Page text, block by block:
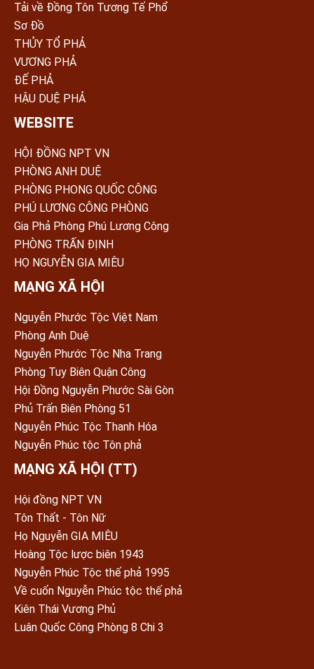
Tải về Đồng Tôn Tương Tế Phổ
Sơ Đồ
THỦY TỔ PHẢ
VƯƠNG PHẢ
ĐẾ PHẢ
HẬU DUỆ PHẢ
WEBSITE
HỘI ĐỒNG NPT VN
PHÒNG ANH DUỆ
PHÒNG PHONG QUỐC CÔNG
PHÚ LƯƠNG CÔNG PHÒNG
Gia Phả Phòng Phú Lương Công
PHÒNG TRẤN ÐỊNH
HỌ NGUYỄN GIA MIÊU
MẠNG XÃ HỘI
Nguyễn Phước Tộc Việt Nam
Phòng Anh Duệ
Nguyễn Phước Tộc Nha Trang
Phòng Tuy Biên Quận Công
Hội Đồng Nguyễn Phước Sài Gòn
Phủ Trấn Biên Phòng 51
Nguyễn Phúc Tộc Thanh Hóa
Nguyễn Phúc tộc Tôn phả
MẠNG XÃ HỘI (TT)
Hội đồng NPT VN
Tôn Thất - Tôn Nữ
Họ Nguyễn GIA MIÊU
Hoàng Tộc lược biên 1943
Nguyễn Phúc Tộc thế phả 1995
Về cuốn Nguyễn Phúc tộc thế phả
Kiên Thái Vương Phủ
Luân Quốc Công Phòng 8 Chi 3